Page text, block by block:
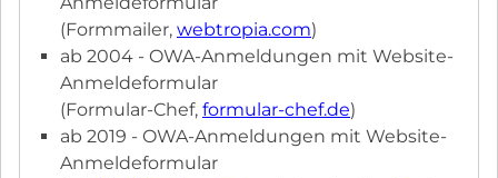
(Formmailer, webtropia.com)
ab 2004 - OWA-Anmeldungen mit Website-
Anmeldeformular
(Formular-Chef, formular-chef.de)
ab 2019 - OWA-Anmeldungen mit Website-
Anmeldeformular